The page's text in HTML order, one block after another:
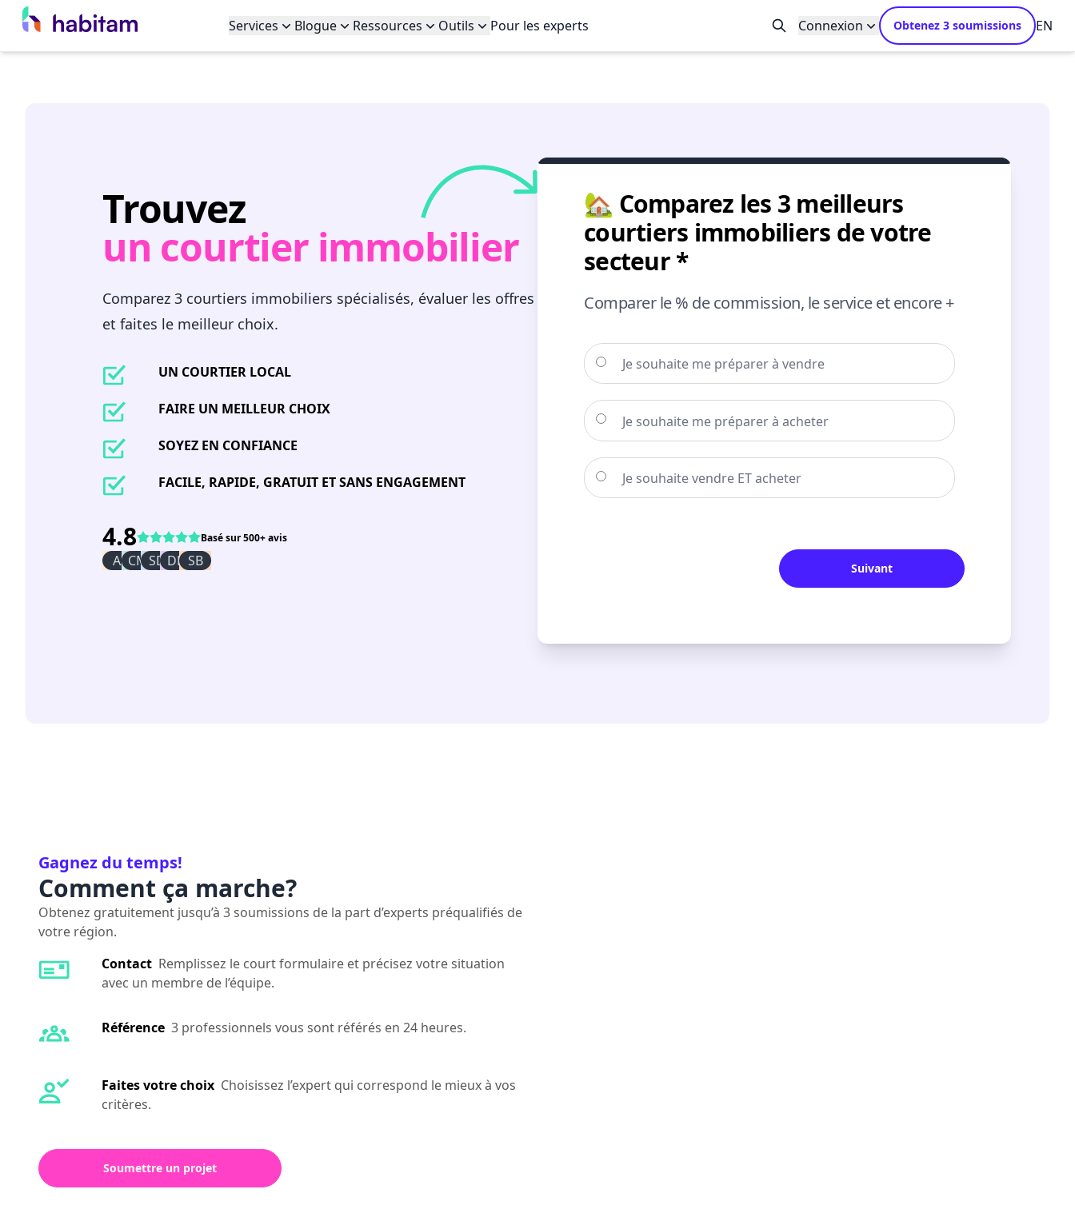
Services Blogue Ressources Outils Pour les experts Connexion Obtenez 3 soumissions EN
Trouvez
un courtier immobilier
Comparez 3 courtiers immobiliers spécialisés, évaluer les offres
et faites le meilleur choix.
UN COURTIER LOCAL
FAIRE UN MEILLEUR CHOIX
SOYEZ EN CONFIANCE
FACILE, RAPIDE, GRATUIT ET SANS ENGAGEMENT
4.8 Basé sur 500+ avis
AI CM SD DR SB
🏡 Comparez les 3 meilleurs
courtiers immobiliers de votre
secteur *
Comparer le % de commission, le service et encore +
Je souhaite me préparer à vendre
Je souhaite me préparer à acheter
Je souhaite vendre ET acheter
Suivant
Gagnez du temps!
Comment ça marche?
Obtenez gratuitement jusqu’à 3 soumissions de la part d’experts préqualifiés de
votre région.
Contact Remplissez le court formulaire et précisez votre situation
avec un membre de l’équipe.
Référence 3 professionnels vous sont référés en 24 heures.
Faites votre choix Choisissez l’expert qui correspond le mieux à vos
critères.
Soumettre un projet